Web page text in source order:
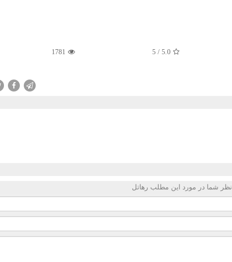
5.0
/
5
1781
نظر شما در مورد این مطلب رهاتل